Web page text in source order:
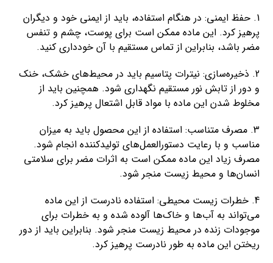
1. حفظ ایمنی: در هنگام استفاده، باید از ایمنی خود و دیگران
پرهیز کرد. این ماده ممکن است برای پوست، چشم و تنفس
مضر باشد، بنابراین از تماس مستقیم با آن خودداری کنید.
2. ذخیره‌سازی: نیترات پتاسیم باید در محیط‌های خشک، خنک
و دور از تابش نور مستقیم نگهداری شود. همچنین باید از
مخلوط شدن این ماده با مواد قابل اشتعال پرهیز کرد.
3. مصرف متناسب: استفاده از این محصول باید به میزان
مناسب و با رعایت دستورالعمل‌های تولیدکننده انجام شود.
مصرف زیاد این ماده ممکن است به اثرات مضر برای سلامتی
انسان‌ها و محیط زیست منجر شود.
4. خطرات زیست محیطی: استفاده نادرست از این ماده
می‌تواند به آب‌ها و خاک‌ها آلوده شده و به خطرات برای
موجودات زنده در محیط زیست منجر شود. بنابراین باید از دور
ریختن این ماده به طور نادرست پرهیز کرد.